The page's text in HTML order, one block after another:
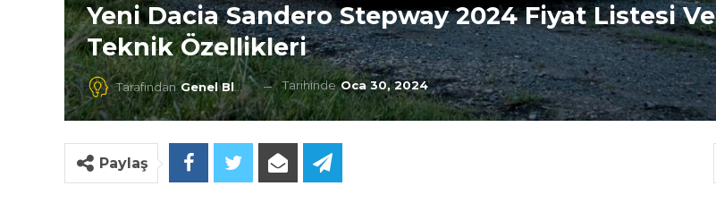
Yeni Dacia Sandero Stepway 2024 Fiyat Listesi Ve
Teknik Özellikleri
TarafındanGenel Blog TarihindeOca 30, 2024
Paylaş